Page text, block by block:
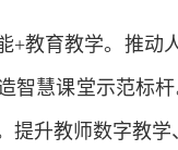
育教学。推动人
智慧课堂示范标
提升教师数字教